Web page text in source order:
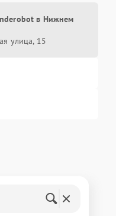
в Нижнем
улица, 15